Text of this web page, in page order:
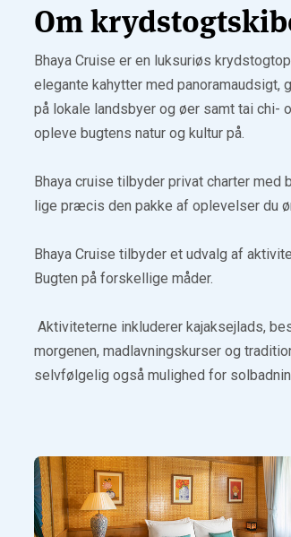
Om
Bhaya Cruise er en luksuriøs
elegante kahytter med panoramaudsigt,
på lokale landsbyer og øer samt tai chi-
opleve bugtens natur og kultur på.
Bhaya cruise tilbyder privat charter
lige præcis den pakke af oplevelser du
Bhaya Cruise tilbyder et udvalg af
Bugten på forskellige måder.
Aktiviteterne inkluderer kajaksejlads,
morgenen, madlavningskurser og
selvfølgelig også mulighed for